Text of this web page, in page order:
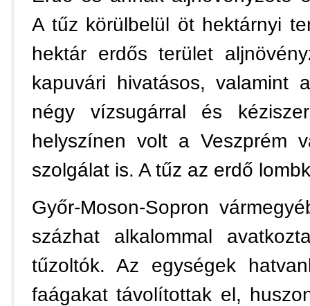
A tűz körülbelül öt hektárnyi
hektár erdős terület
kapuvári hivatásos, valamint
négy vízsugárral és
helyszínen volt a Veszprém
szolgálat is. A tűz az erdő
Győr-Moson-Sopron
százhat alkalommal
tűzoltók. Az egységek
faágakat távolítottak el,